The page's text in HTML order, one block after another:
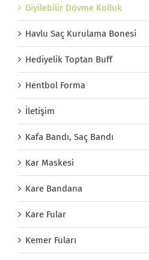
Giyilebilir Dövme Kolluk
Havlu Saç Kurulama Bonesi
Hediyelik Toptan Buff
Hentbol Forma
İletişim
Kafa Bandı, Saç Bandı
Kar Maskesi
Kare Bandana
Kare Fular
Kemer Fuları